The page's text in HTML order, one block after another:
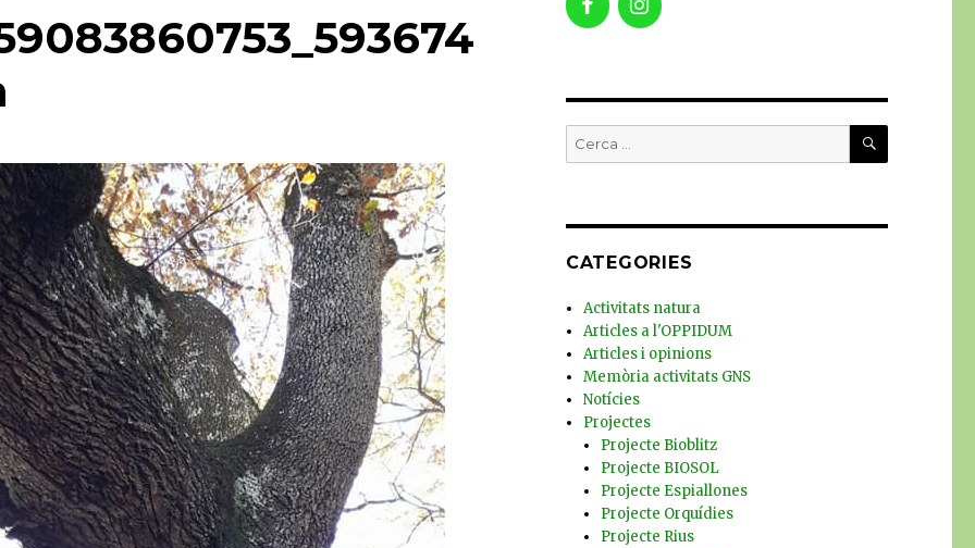
Buscar
per:
CERCA
CATEGORIES
Activitats natura
Articles a l'OPPIDUM
Articles i opinions
Memòria activitats GNS
Notícies
Projectes
Projecte Bioblitz
Projecte BIOSOL
Projecte Espiallones
Projecte Orquídies
Projecte Rius